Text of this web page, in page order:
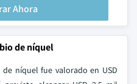
Ahora
de níquel
níquel fue valorado en USD